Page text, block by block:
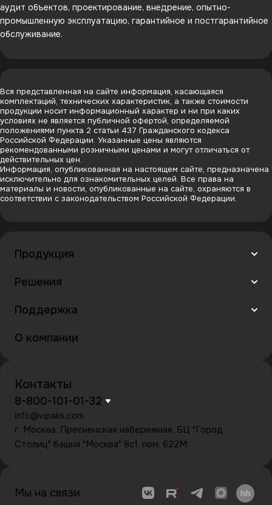
аудит объектов, проектирование, внедрение, опытно-
промышленную эксплуатацию, гарантийное и постгарантийное
обслуживание.
Вся представленная на сайте информация, касающаяся
комплектаций, технических характеристик, а также стоимости
продукции носит информационный характер и ни при каких
условиях не является публичной офертой, определяемой
положениями пункта 2 статьи 437 Гражданского кодекса
Российской Федерации. Указанные цены являются
рекомендованными розничными ценами и могут отличаться от
действительных цен.
Информация, опубликованная на настоящем сайте, предназначена
исключительно для ознакомительных целей. Все права на
материалы и новости, опубликованные на сайте, охраняются в
соответствии с законодательством Российской Федерации.
Продукция
Решения
Поддержка
О компании
Контакты
8-800-101-01-32
info@vipaks.com
г. Москва, Пресненская набережная, БЦ "Город
Столиц" башня "Москва" 8с1, пом. 622М
Мы на связи